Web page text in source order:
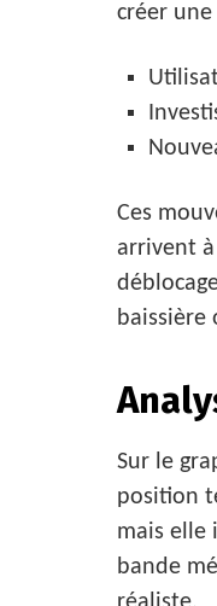
créer
Ces
arrivent
baissière
Sur le
position
mais elle
bande